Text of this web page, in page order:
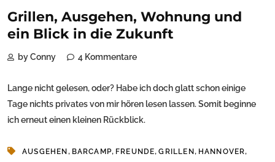
Grillen, Ausgehen, Wohnung und
ein Blick in die Zukunft
by Conny 4 Kommentare
Lange nicht gelesen, oder? Habe ich doch glatt schon einige
Tage nichts privates von mir hören lesen lassen. Somit beginne
ich erneut einen kleinen Rückblick.
AUSGEHEN , BARCAMP, FREUNDE,GRILLEN , HANNOVER,